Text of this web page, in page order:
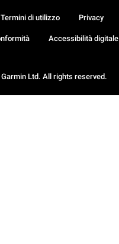
Ltd. All rights reserved.
Termini di utilizzo Privacy
Accessibilità digitale